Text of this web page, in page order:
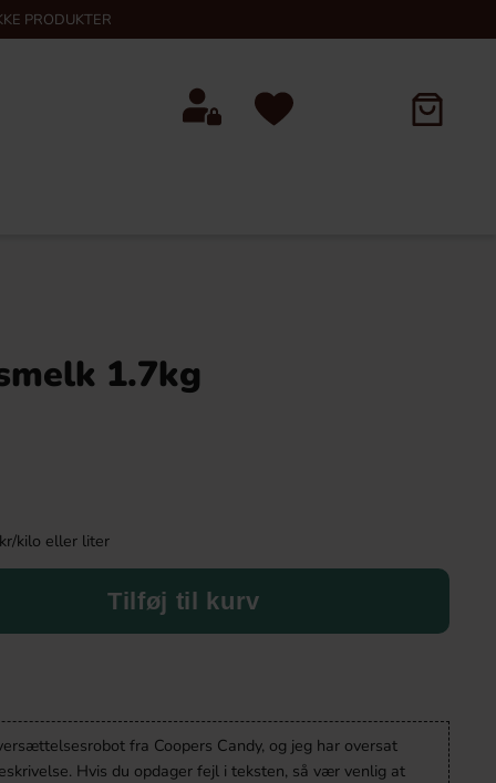
PRODUKTER
1.7kg
kilo eller liter
Tilføj til kurv
fra Coopers Candy, og jeg har oversat
Hvis du opdager fejl i teksten, så vær venlig at